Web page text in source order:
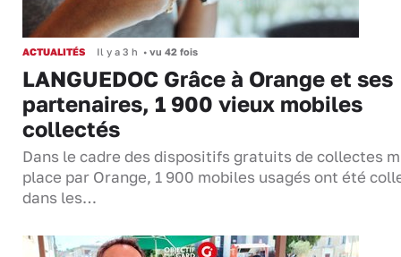
ACTUALITÉS Il y a 3 h • vu 42 fois
LANGUEDOC Grâce à Orange et ses
partenaires, 1 900 vieux mobiles
collectés
Dans le cadre des dispositifs gratuits de collectes
place par Orange, 1 900 mobiles usagés ont été
dans les…